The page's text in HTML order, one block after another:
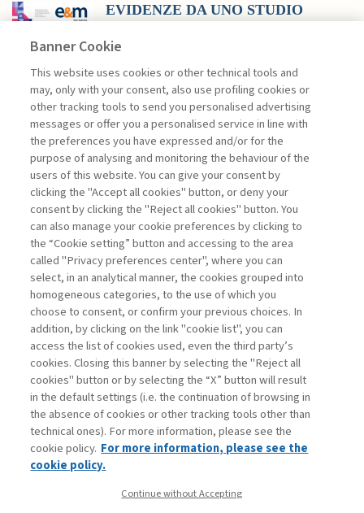
EVIDENZE DA UNO STUDIO
QUALITATIVO ...
di Penco Lara, Testa Ginevra
La trasformazione digitale sta
ridefinendo in profondità le logiche di
gestione della customer loyalty nel
settore retail, incidendo sia sulle
modalità di interazione con il cliente sia
sui processi ...
La consultazione dei libri è riservata esclusivamente
agli abbonati Premium
Legenda: Accedi Per registrati Per abbonati
Contatti
Abbonamenti
Archivio rubriche
Privacy
Banner Cookie
This website uses cookies or other technical tools and
may, only with your consent, also use profiling cookies or
other tracking tools to send you personalised advertising
messages or offer you a personalised service in line with
the preferences you have expressed and/or for the
purpose of analysing and monitoring the behaviour of the
users of this website. You can give your consent by
clicking the "Accept all cookies" button, or deny your
consent by clicking the "Reject all cookies" button. You
can also manage your cookie preferences by clicking to
the “Cookie setting” button and accessing to the area
called "Privacy preferences center", where you can
select, in an analytical manner, the cookies grouped into
homogeneous categories, to the use of which you
choose to consent, or confirm your previous choices. In
addition, by clicking on the link "cookie list", you can
access the list of cookies used, even the third party’s
cookies. Closing this banner by selecting the "Reject all
cookies" button or by selecting the “X” button will result
in the default settings (i.e. the continuation of browsing in
the absence of cookies or other tracking tools other than
technical ones). For more information, please see the
cookie policy. For more information, please see the
cookie policy.
Continue without Accepting